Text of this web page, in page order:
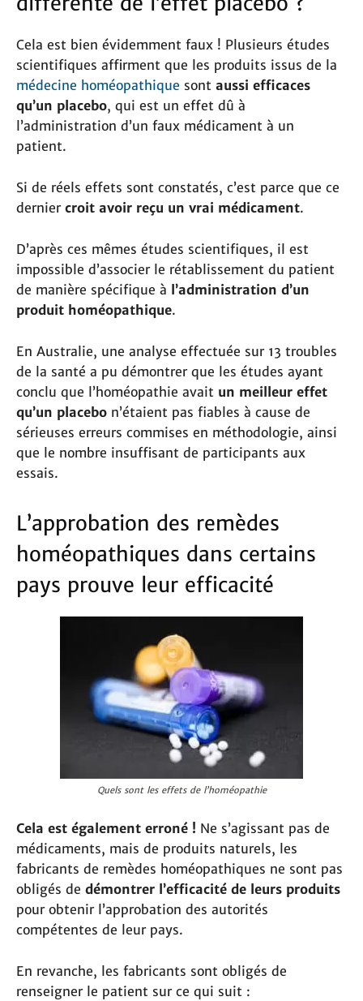
Cela est bien évidemment faux ! Plusieurs études
scientifiques affirment que les produits issus de la
médecine homéopathique sont aussi efficaces
qu’un placebo, qui est un effet dû à
l’administration d’un faux médicament à un
patient.
Si de réels effets sont constatés, c’est parce que ce
dernier croit avoir reçu un vrai médicament.
D’après ces mêmes études scientifiques, il est
impossible d’associer le rétablissement du patient
de manière spécifique à l’administration d’un
produit homéopathique.
En Australie, une analyse effectuée sur 13 troubles
de la santé a pu démontrer que les études ayant
conclu que l’homéopathie avait un meilleur effet
qu’un placebo n’étaient pas fiables à cause de
sérieuses erreurs commises en méthodologie, ainsi
que le nombre insuffisant de participants aux
essais.
L’approbation des remèdes
homéopathiques dans certains
pays prouve leur efficacité
Quels sont les effets de l’homéopathie
Cela est également erroné ! Ne s’agissant pas de
médicaments, mais de produits naturels, les
fabricants de remèdes homéopathiques ne sont pas
obligés de démontrer l’efficacité de leurs produits
pour obtenir l’approbation des autorités
compétentes de leur pays.
En revanche, les fabricants sont obligés de
renseigner le patient sur ce qui suit :